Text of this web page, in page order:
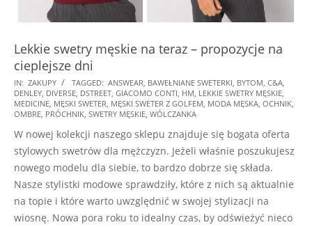
Lekkie swetry męskie na teraz – propozycje na
cieplejsze dni
2025-
01-
15
IN: ZAKUPY TAGGED: ANSWEAR, BAWEŁNIANE SWETERKI, BYTOM, C&A,
DENLEY, DIVERSE, DSTREET, GIACOMO CONTI, HM, LEKKIE SWETRY MĘSKIE,
MEDICINE, MĘSKI SWETER, MĘSKI SWETER Z GOLFEM, MODA MĘSKA, OCHNIK,
OMBRE, PRÓCHNIK, SWETRY MĘSKIE, WÓLCZANKA
W nowej kolekcji naszego sklepu znajduje się bogata oferta
stylowych swetrów dla mężczyzn. Jeżeli właśnie poszukujesz
nowego modelu dla siebie, to bardzo dobrze się składa.
Nasze stylistki modowe sprawdziły, które z nich są aktualnie
na topie i które warto uwzględnić w swojej stylizacji na
wiosnę. Nowa pora roku to idealny czas, by odświeżyć nieco